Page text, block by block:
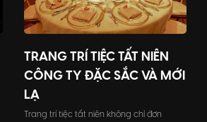
TRANG TRÍ TIỆC TẤT NIÊN
CÔNG TY ĐẶC SẮC VÀ MỚI
LẠ
Trang trí tiệc tất niên không chỉ đơn